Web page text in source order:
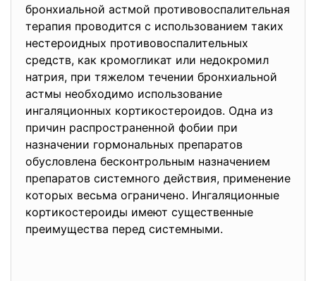
бронхиальной астмой противовоспалительная
терапия проводится с использованием таких
нестероидных противовоспалительных
средств, как кромогликат или недокромил
натрия, при тяжелом течении бронхиальной
астмы необходимо использование
ингаляционных кортикостероидов. Одна из
причин распространенной фобии при
назначении гормональных препаратов
обусловлена бесконтрольным назначением
препаратов системного действия, применение
которых весьма ограничено. Ингаляционные
кортикостероиды имеют существенные
преимущества перед системными.